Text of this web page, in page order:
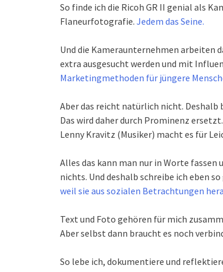
So finde ich die Ricoh GR II genial als
Flaneurfotografie. Jedem das Seine.
Und die Kameraunternehmen arbeiten
extra ausgesucht werden und mit
Marketingmethoden für jüngere
Aber das reicht natürlich nicht. Deshalb
Das wird daher durch Prominenz
Lenny Kravitz (Musiker) macht es für
Alles das kann man nur in Worte fassen
nichts. Und deshalb schreibe ich eben
weil sie aus sozialen Betrachtungen
Text und Foto gehören für mich
Aber selbst dann braucht es noch
So lebe ich, dokumentiere und